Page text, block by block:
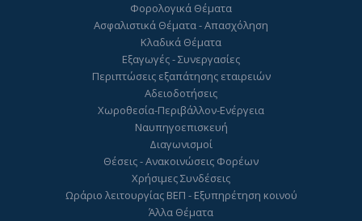
Φορολογικά Θέματα
Ασφαλιστικά Θέματα - Απασχόληση
Κλαδικά Θέματα
Εξαγωγές - Συνεργασίες
Περιπτώσεις εξαπάτησης εταιρειών
Αδειοδοτήσεις
Χωροθεσία-Περιβάλλον-Ενέργεια
Ναυπηγοεπισκευή
Διαγωνισμοί
Θέσεις - Ανακοινώσεις Φορέων
Χρήσιμες Συνδέσεις
Ωράριο λειτουργίας ΒΕΠ - Εξυπηρέτηση κοινού
Άλλα Θέματα